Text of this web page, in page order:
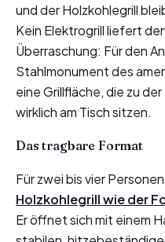
und der Holzkohlegrill
Kein Elektrogrill liefert
Überraschung: Für den
Stahlmonument des
eine Grillfläche, die zu
wirklich am Tisch sitzen.
Das tragbare Format
Für zwei bis vier
Holzkohlegrill wie der
Er öffnet sich mit einem